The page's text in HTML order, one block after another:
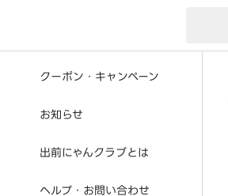
クーポン・キャンペーン
お知らせ
出前にゃんクラブとは
ヘルプ・お問い合わせ